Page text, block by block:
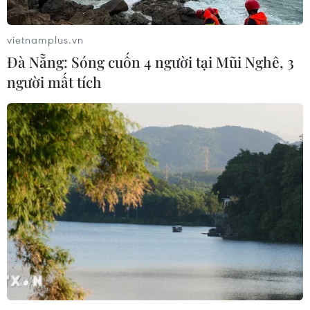
Thổ Nhĩ Kỳ tăng cường truy quét IS,
bắt giữ hơn 100 nghi phạm
07/08/2026 14:55
Tây Ban Nha triệt phá đường dây
buôn người xuyên Địa Trung Hải
07/08/2026 12:13
Hy Lạp tạm giam một thị trưởng tình
nghi gây thảm họa cháy rừng
07/08/2026 12:02
Sri Lanka tăng cường ngăn chặn
vietnamplus.vn
Đà Nẵng: Sóng cuốn 4 người tại Mũi Nghê, 3
người mất tích